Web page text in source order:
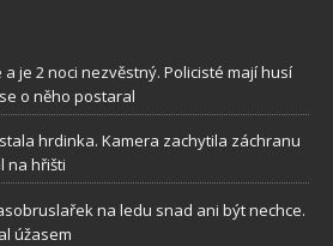
je 2 noci nezvěstný. Policisté mají husí
o něho postaral
hrdinka. Kamera zachytila záchranu
na hřišti
na ledu snad ani být nechce.
úžasem